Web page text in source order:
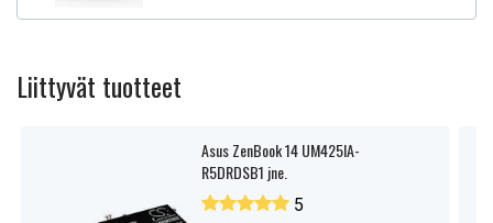
Liittyvät tuotteet
Asus ZenBook 14 UM425IA-
R5DRDSB1 jne.
5